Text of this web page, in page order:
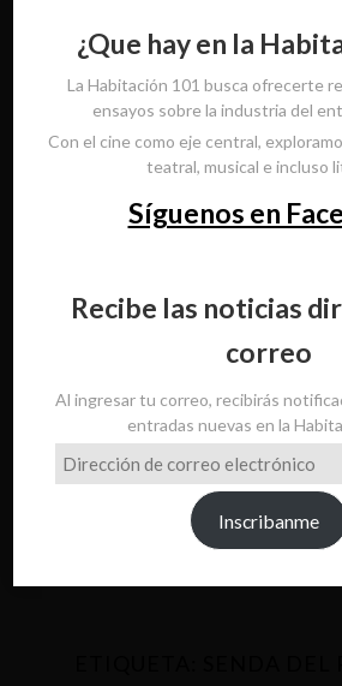
¿Que hay en la
La Habitación 101 busca ofrecerte
ensayos sobre la industria del
Con el cine como eje central,
teatral, musical e incluso
Síguenos en
Recibe las noticias
correo
Al ingresar tu correo, recibirás
entradas nuevas en la
Dirección
de
Inscribanme